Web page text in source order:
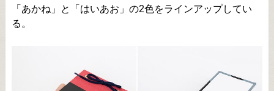
「あかね」と「はいあお」の2色をラインアップしてい
る。